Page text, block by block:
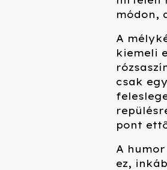
módon,
A
kiemeli
csak
pont
A
ez,